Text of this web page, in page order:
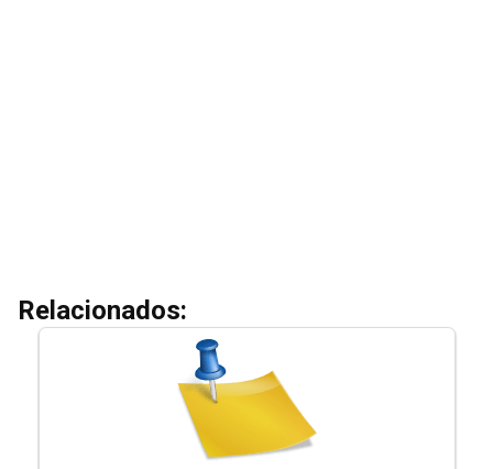
Relacionados: